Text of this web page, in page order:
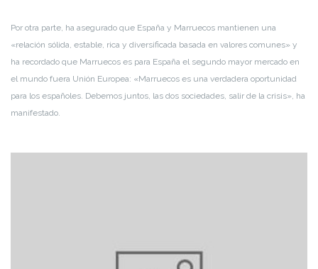
Por otra parte, ha asegurado que España y Marruecos mantienen una
«relación sólida, estable, rica y diversificada basada en valores comunes» y
ha recordado que Marruecos es para España el segundo mayor mercado en
el mundo fuera Unión Europea: «Marruecos es una verdadera oportunidad
para los españoles. Debemos juntos, las dos sociedades, salir de la crisis», ha
manifestado.